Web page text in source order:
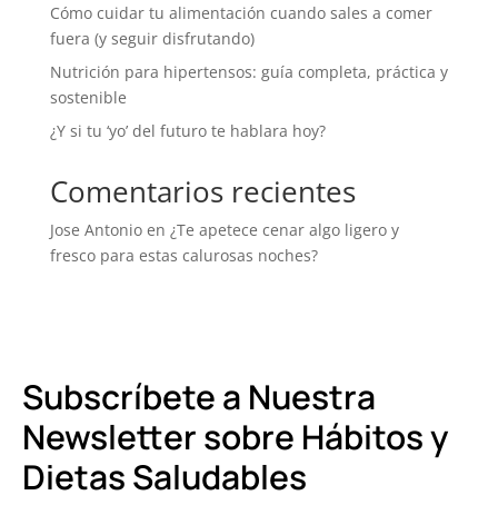
Cómo cuidar tu alimentación cuando sales a comer
fuera (y seguir disfrutando)
Nutrición para hipertensos: guía completa, práctica y
sostenible
¿Y si tu ‘yo’ del futuro te hablara hoy?
Comentarios recientes
Jose Antonioen ¿Te apetece cenar algo ligero y
fresco para estas calurosas noches?
Subscríbete a Nuestra
Newsletter sobre Hábitos y
Dietas Saludables